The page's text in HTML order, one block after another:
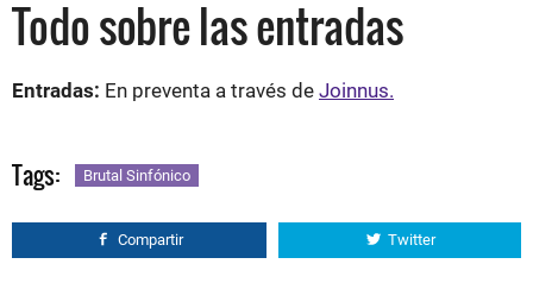
Todo sobre las entradas
Entradas: En preventa a través de Joinnus.
Tags: Brutal Sinfónico
Compartir Twitter